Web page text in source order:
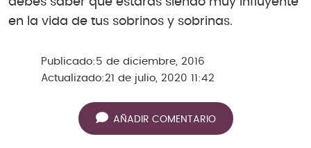
en la vida de tus sobrinos y sobrinas.
Publicado: 5 de diciembre, 2016
Actualizado:21 de julio, 2020 11:42
AÑADIR COMENTARIO